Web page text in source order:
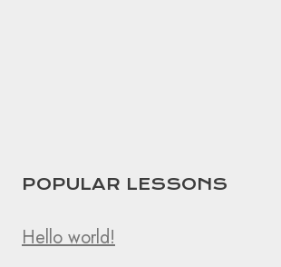
POPULAR LESSONS
Hello world!